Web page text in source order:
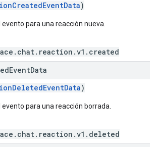
)
evento para una reacción nueva.
EventData
)
evento para una reacción borrada.